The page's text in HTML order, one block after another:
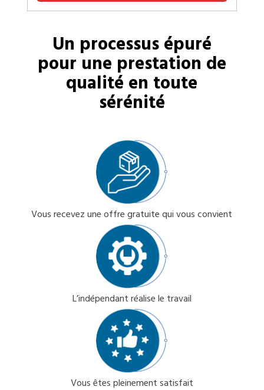
Un processus épuré
pour une prestation de
qualité en toute
sérénité
Vous recevez une offre gratuite qui vous convient
L’indépendant réalise le travail
Vous êtes pleinement satisfait